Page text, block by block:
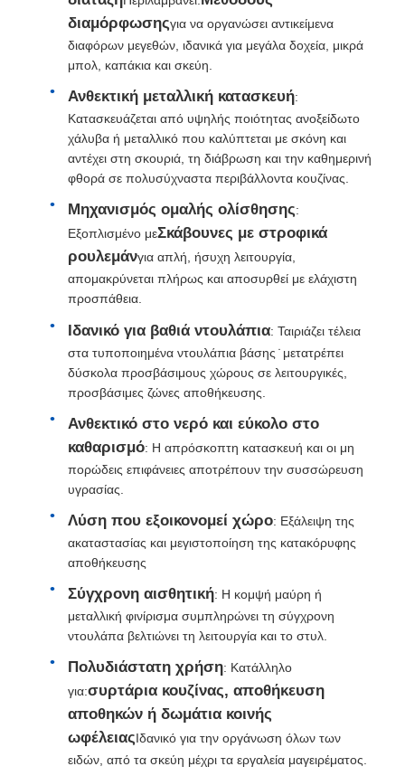
Γύρος εργοστασίων
Ποιοτικός έλεγχος
επαφή
Όλες οι περιπτώσεις
Ζητήστε ένα απόσπασμα
Άρθρωση πορτών γραφείου
Σλάιντ για το συρτάρι
διάλυμα αποθήκευσης κουζίνας
Οργάνωση ντουλάπι
Κρεμαστήρα κρεμαστή
Τεχνουργήματα φλαπ
Εφοδιασμός ντουλαπιών
διαμόρφωσηςγια να οργανώσει αντικείμενα
διαφόρων μεγεθών, ιδανικά για μεγάλα δοχεία, μικρά
μπολ, καπάκια και σκεύη.
Ανθεκτική μεταλλική κατασκευή:
Κατασκευάζεται από υψηλής ποιότητας ανοξείδωτο
χάλυβα ή μεταλλικό που καλύπτεται με σκόνη και
αντέχει στη σκουριά, τη διάβρωση και την καθημερινή
φθορά σε πολυσύχναστα περιβάλλοντα κουζίνας.
Μηχανισμός ομαλής ολίσθησης:
Εξοπλισμένο μεΣκάβουνες με στροφικά
ρουλεμάνγια απλή, ήσυχη λειτουργία,
απομακρύνεται πλήρως και αποσυρθεί με ελάχιστη
προσπάθεια.
Ιδανικό για βαθιά ντουλάπια: Ταιριάζει τέλεια
στα τυποποιημένα ντουλάπια βάσης ̇ μετατρέπει
δύσκολα προσβάσιμους χώρους σε λειτουργικές,
προσβάσιμες ζώνες αποθήκευσης.
Ανθεκτικό στο νερό και εύκολο στο
καθαρισμό: Η απρόσκοπτη κατασκευή και οι μη
πορώδεις επιφάνειες αποτρέπουν την συσσώρευση
υγρασίας.
Λύση που εξοικονομεί χώρο: Εξάλειψη της
ακαταστασίας και μεγιστοποίηση της κατακόρυφης
αποθήκευσης
Σύγχρονη αισθητική: Η κομψή μαύρη ή
μεταλλική φινίρισμα συμπληρώνει τη σύγχρονη
ντουλάπα βελτιώνει τη λειτουργία και το στυλ.
Πολυδιάστατη χρήση: Κατάλληλο
για:συρτάρια κουζίνας, αποθήκευση
αποθηκών ή δωμάτια κοινής
ωφέλειαςΙδανικό για την οργάνωση όλων των
ειδών, από τα σκεύη μέχρι τα εργαλεία μαγειρέματος.